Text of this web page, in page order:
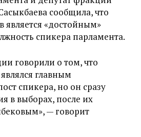
сообщила, что
является «достойным»
спикера парламента.
говорили о том, что
главным
спикера, но он сразу
в выборах, после их
— говорит